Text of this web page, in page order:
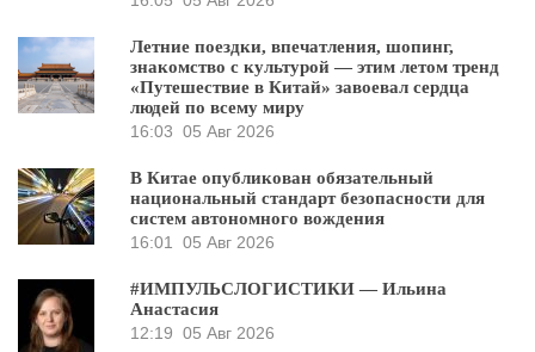
Летние поездки, впечатления, шопинг,
знакомство с культурой — этим летом тренд
«Путешествие в Китай» завоевал сердца
людей по всему миру
16:03 05 Авг 2026
В Китае опубликован обязательный
национальный стандарт безопасности для
систем автономного вождения
16:01
05 Авг 2026
#ИМПУЛЬСЛОГИСТИКИ — Ильина
Анастасия
12:19 05 Авг 2026